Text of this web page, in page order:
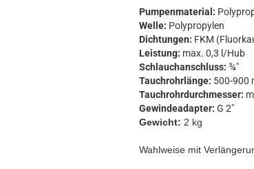
Pumpenmaterial:
Welle: Polypropylen
Dichtungen: FKM
Leistung: max. 0,3 l/Hub
Schlauchanschluss: ¾"
Tauchrohrlänge: 500-900
Tauchrohrdurchmesser:
Gewindeadapter: G 2"
Gewicht: 2 kg
Wahlweise mit